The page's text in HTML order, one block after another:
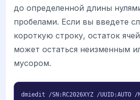
до определенной длины
пробелами. Если вы введете
короткую строку, остаток
может остаться неизменным
мусором.
dmiedit /SN:RC2026XYZ /UUID:AUTO /